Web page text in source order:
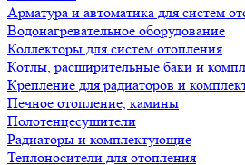
Арматура и автоматика для систем
Водонагревательное оборудование
Коллекторы для систем отопления
Котлы, расширительные баки и
Крепление для радиаторов и
Печное отопление, камины
Полотенцесушители
Радиаторы и комплектующие
Теплоносители для отопления